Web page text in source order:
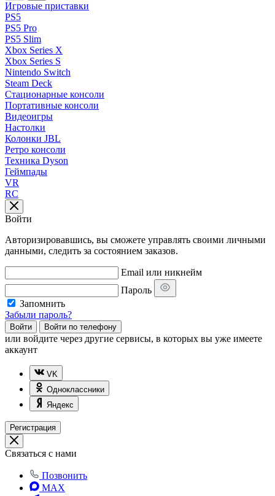
Игровые приставки
PS5
PS5 Pro
PS5 Slim
Xbox Series X
Xbox Series S
Nintendo Switch
Steam Deck
Стационарные консоли
Портативные консоли
Видеоигры
Настолки
Колонки JBL
Ретро консоли
Техника Dyson
Геймпады
VR
RC
Войти
Авторизировавшись, вы сможете управлять своими личными
данными, следить за состоянием заказов.
Email или никнейм
Пароль
Запомнить
Забыли пароль?
Войти Войти по телефону
или войдите через другие сервисы, в которых вы уже имеете
аккаунт
VK
Одноклассники
Яндекс
Регистрация
Связаться с нами
Позвонить
MAX